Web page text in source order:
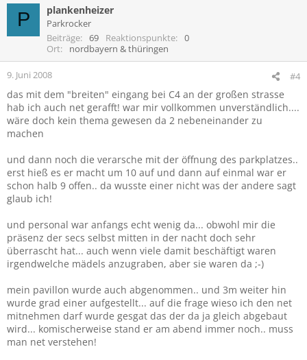
P plankenheizer
Parkrocker
Beiträge
69 Reaktionspunkte
0
Ort
nordbayern & thüringen
9. Juni 2008 #4
das mit dem "breiten" eingang bei C4 an der großen strasse
hab ich auch net gerafft! war mir vollkommen unverständlich....
wäre doch kein thema gewesen da 2 nebeneinander zu
machen
und dann noch die verarsche mit der öffnung des parkplatzes..
erst hieß es er macht um 10 auf und dann auf einmal war er
schon halb 9 offen.. da wusste einer nicht was der andere sagt
glaub ich!
und personal war anfangs echt wenig da... obwohl mir die
präsenz der secs selbst mitten in der nacht doch sehr
überrascht hat... auch wenn viele damit beschäftigt waren
irgendwelche mädels anzugraben, aber sie waren da ;-)
mein pavillon wurde auch abgenommen.. und 3m weiter hin
wurde grad einer aufgestellt... auf die frage wieso ich den net
mitnehmen darf wurde gesgat das der da ja gleich abgebaut
wird... komischerweise stand er am abend immer noch.. muss
man net verstehen!